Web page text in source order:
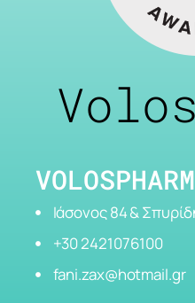
VOLOSPHARM
Ιάσονος 84 &
+30 2421076100
fani.zax@hotmail.gr